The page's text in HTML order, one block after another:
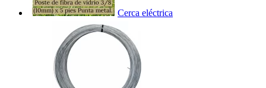
Cerca eléctrica